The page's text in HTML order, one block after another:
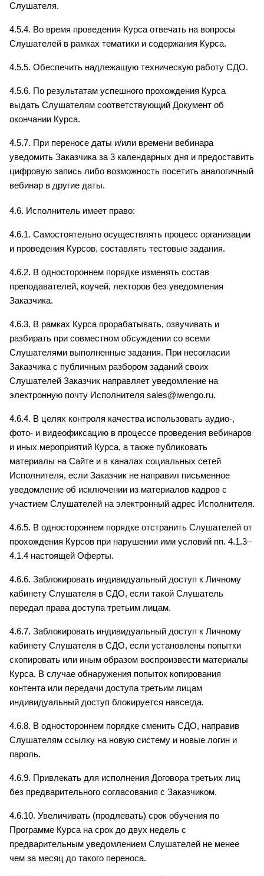
Слушателя.
4.5.4. Во время проведения Курса отвечать на вопросы
Слушателей в рамках тематики и содержания Курса.
4.5.5. Обеспечить надлежащую техническую работу СДО.
4.5.6. По результатам успешного прохождения Курса
выдать Слушателям соответствующий Документ об
окончании Курса.
4.5.7. При переносе даты и/или времени вебинара
уведомить Заказчика за 3 календарных дня и предоставить
цифровую запись либо возможность посетить аналогичный
вебинар в другие даты.
4.6. Исполнитель имеет право:
4.6.1. Самостоятельно осуществлять процесс организации
и проведения Курсов, составлять тестовые задания.
4.6.2. В одностороннем порядке изменять состав
преподавателей, коучей, лекторов без уведомления
Заказчика.
4.6.3. В рамках Курса прорабатывать, озвучивать и
разбирать при совместном обсуждении со всеми
Слушателями выполненные задания. При несогласии
Заказчика с публичным разбором заданий своих
Слушателей Заказчик направляет уведомление на
электронную почту Исполнителя sales@iwengo.ru.
4.6.4. В целях контроля качества использовать аудио-,
фото- и видеофиксацию в процессе проведения вебинаров
и иных мероприятий Курса, а также публиковать
материалы на Сайте и в каналах социальных сетей
Исполнителя, если Заказчик не направил письменное
уведомление об исключении из материалов кадров с
участием Слушателей на электронный адрес Исполнителя.
4.6.5. В одностороннем порядке отстранить Слушателей от
прохождения Курсов при нарушении ими условий пп. 4.1.3–
4.1.4 настоящей Оферты.
4.6.6. Заблокировать индивидуальный доступ к Личному
кабинету Слушателя в СДО, если такой Слушатель
передал права доступа третьим лицам.
4.6.7. Заблокировать индивидуальный доступ к Личному
кабинету Слушателя в СДО, если установлены попытки
скопировать или иным образом воспроизвести материалы
Курса. В случае обнаружения попыток копирования
контента или передачи доступа третьим лицам
индивидуальный доступ блокируется навсегда.
4.6.8. В одностороннем порядке сменить СДО, направив
Слушателям ссылку на новую систему и новые логин и
пароль.
4.6.9. Привлекать для исполнения Договора третьих лиц
без предварительного согласования с Заказчиком.
4.6.10. Увеличивать (продлевать) срок обучения по
Программе Курса на срок до двух недель с
предварительным уведомлением Слушателей не менее
чем за месяц до такого переноса.